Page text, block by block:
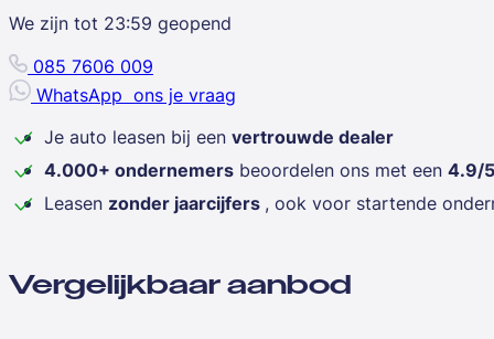
We zijn tot 23:59 geopend
085 7606 009
WhatsApp ons je vraag
Je auto leasen bij een vertrouwde dealer
4.000+ ondernemers beoordelen ons met een 4.9/5
Leasen zonder jaarcijfers , ook voor startende
Vergelijkbaar aanbod